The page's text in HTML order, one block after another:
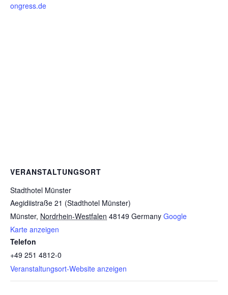
ongress.de
VERANSTALTUNGSORT
Stadthotel Münster
Aegidiistraße 21 (Stadthotel Münster)
Münster, Nordrhein-Westfalen 48149 Germany Google
Karte anzeigen
Telefon
+49 251 4812-0
Veranstaltungsort-Website anzeigen